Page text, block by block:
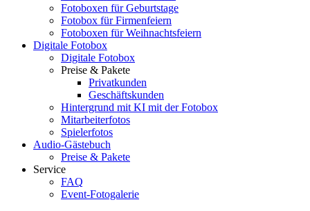
Fotoboxen für Geburtstage
Fotobox für Firmenfeiern
Fotoboxen für Weihnachtsfeiern
Digitale Fotobox
Digitale Fotobox
Preise & Pakete
Privatkunden
Geschäftskunden
Hintergrund mit KI mit der Fotobox
Mitarbeiterfotos
Spielerfotos
Audio-Gästebuch
Preise & Pakete
Service
FAQ
Event-Fotogalerie